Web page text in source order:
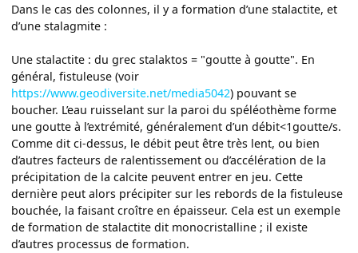
Dans le cas des colonnes, il y a formation d’une stalactite, et
d’une stalagmite :
Une stalactite : du grec stalaktos = "goutte à goutte". En
général, fistuleuse (voir
https://www.geodiversite.net/media5042) pouvant se
boucher. L’eau ruisselant sur la paroi du spéléothème forme
une goutte à l’extrémité, généralement d’un débit<1goutte/s.
Comme dit ci-dessus, le débit peut être très lent, ou bien
d’autres facteurs de ralentissement ou d’accélération de la
précipitation de la calcite peuvent entrer en jeu. Cette
dernière peut alors précipiter sur les rebords de la fistuleuse
bouchée, la faisant croître en épaisseur. Cela est un exemple
de formation de stalactite dit monocristalline ; il existe
d’autres processus de formation.